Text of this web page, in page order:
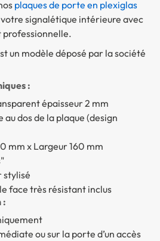
plaques de porte en plexiglas
signalétique intérieure avec
un modèle déposé par la société
:
épaisseur 2 mm
au dos de la plaque (design
mm x Largeur 160 mm
stylisé
face très résistant inclus
:
ou sur la porte d’un accès